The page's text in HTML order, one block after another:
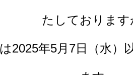
たしております
2025年5月7日（水）